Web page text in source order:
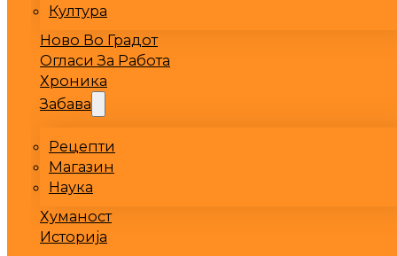
Култура
Ново Во Градот
Огласи За Работа
Хроника
Забава
Рецепти
Магазин
Наука
Хуманост
Историја